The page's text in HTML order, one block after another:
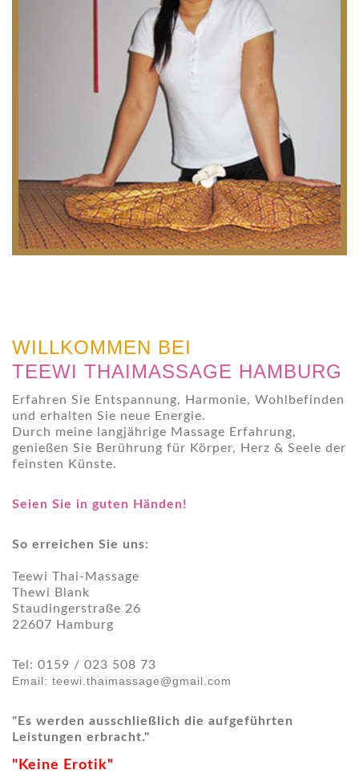
WILLKOMMEN BEI
TEEWI THAIMASSAGE HAMBURG
Erfahren Sie Entspannung, Harmonie, Wohlbefinden
und erhalten Sie neue Energie.
Durch meine langjährige Massage Erfahrung,
genießen Sie Berührung für Körper, Herz & Seele der
feinsten Künste.
Seien Sie in guten Händen!
So erreichen Sie uns:
Teewi Thai-Massage
Thewi Blank
Staudingerstraße 26
22607 Hamburg
Tel: 0159 / 023 508 73
Email: teewi.thaimassage@gmail.com
"Es werden ausschließlich die aufgeführten
Leistungen erbracht."
"Keine Erotik"